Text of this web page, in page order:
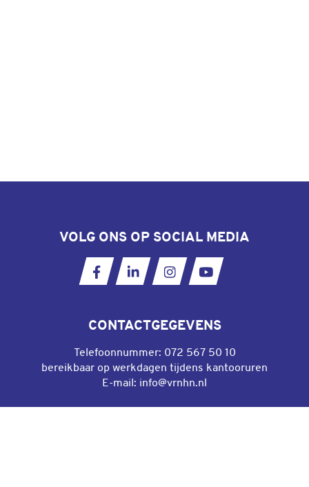
VOLG ONS OP SOCIAL MEDIA
Ga naar onze Facebookpagina
Ga naar onze LinkedIn pagina
Ga naar onze
Ga naar ons
CONTACTGEGEVENS
Telefoonnummer: 072 567 50 10
bereikbaar op werkdagen tijdens kantooruren
E-mail: info@vrnhn.nl